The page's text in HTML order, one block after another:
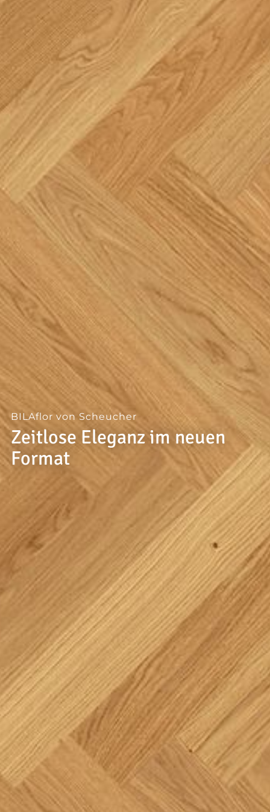
--
--
--
--
BILAflor von Scheucher
Zeitlose Eleganz im neuen
Format